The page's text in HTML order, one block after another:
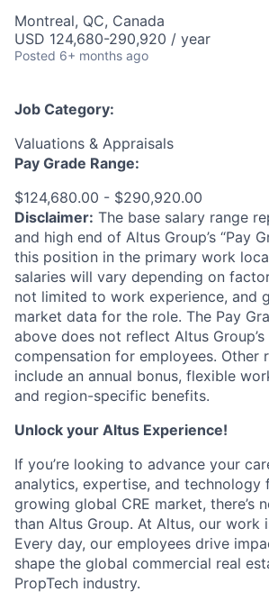
Montreal, QC, Canada
USD 124,680-290,920 / year
Posted 6+ months ago
Job Category:
Valuations & Appraisals
Pay Grade Range:
$124,680.00 - $290,920.00
Disclaimer: The base salary range
and high end of Altus Group’s “Pay
this position in the primary work
salaries will vary depending on
not limited to work experience, and
market data for the role. The Pay
above does not reflect Altus
compensation for employees. Other
include an annual bonus, flexible
and region-specific benefits.
Unlock your Altus Experience!
If you’re looking to advance your
analytics, expertise, and technology
growing global CRE market, there’s
than Altus Group. At Altus, our work
Every day, our employees drive
shape the global commercial real
PropTech industry.